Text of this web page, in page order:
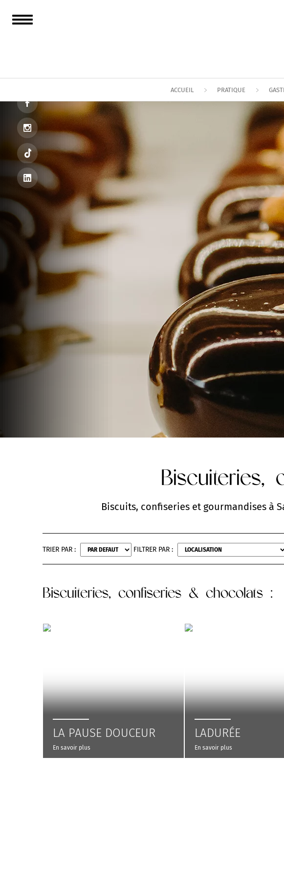
ACCUEIL PRATIQUE
Biscuiteries,
Biscuits, confiseries et gourmandises à
TRIER PAR : FILTRER PAR :
Biscuiteries, confiseries & chocolats :
LA PAUSE DOUCEUR
En savoir plus
LADURÉE
En savoir plus